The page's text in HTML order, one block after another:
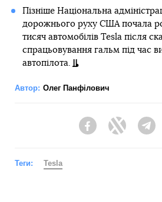
Пізніше Національна
дорожнього руху США почала
тисяч автомобілів Tesla після
спрацьовування гальм під час
автопілота.
Автор: Олег Панфілович
FacebookTwitter
Теги: Tesla